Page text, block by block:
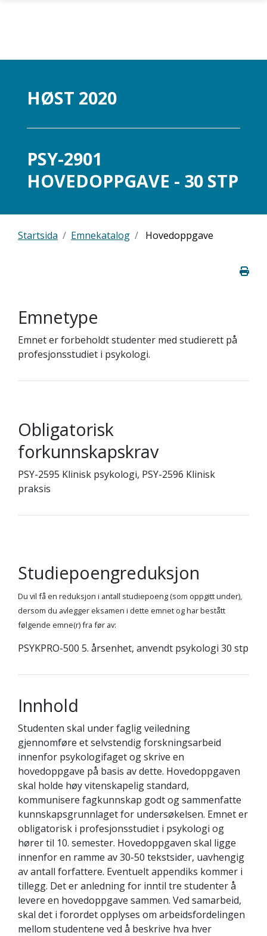
HØST 2020
PSY-2901
HOVEDOPPGAVE - 30 STP
Startsida Emnekatalog Hovedoppgave
Emnetype
Emnet er forbeholdt studenter med studierett på
profesjonsstudiet i psykologi.
Obligatorisk
forkunnskapskrav
PSY-2595 Klinisk psykologi, PSY-2596 Klinisk
praksis
Studiepoengreduksjon
Du vil få en reduksjon i antall studiepoeng (som oppgitt under),
dersom du avlegger eksamen i dette emnet og har bestått
følgende emne(r) fra før av:
PSYKPRO-500 5. årsenhet, anvendt psykologi 30 stp
Innhold
Studenten skal under faglig veiledning
gjennomføre et selvstendig forskningsarbeid
innenfor psykologifaget og skrive en
hovedoppgave på basis av dette. Hovedoppgaven
skal holde høy vitenskapelig standard,
kommunisere fagkunnskap godt og sammenfatte
kunnskapsgrunnlaget for undersøkelsen. Emnet er
obligatorisk i profesjonsstudiet i psykologi og
hører til 10. semester. Hovedoppgaven skal ligge
innenfor en ramme av 30-50 tekstsider, uavhengig
av antall forfattere. Eventuelt appendiks kommer i
tillegg. Det er anledning for inntil tre studenter å
levere en hovedoppgave sammen. Ved samarbeid,
skal det i forordet opplyses om arbeidsfordelingen
mellom studentene ved å beskrive hva hver